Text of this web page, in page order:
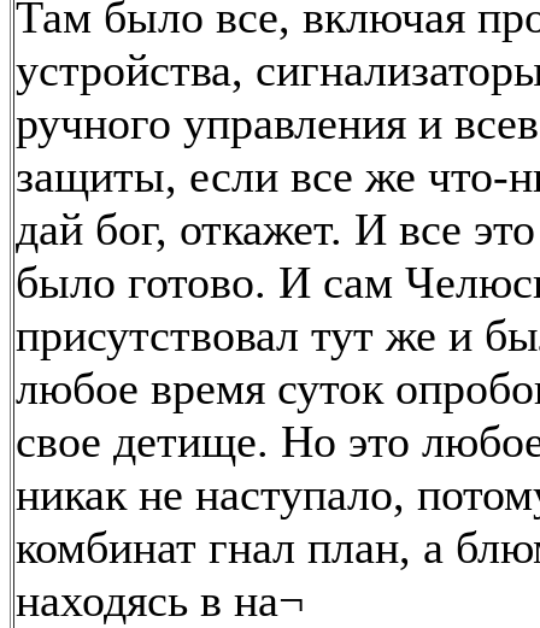
Там было все, включая
устройства,
ручного управления и
защиты, если все же что-
дай бог, откажет. И все
было готово. И сам
присутствовал тут же и
любое время суток
свое детище. Но это
никак не наступало,
комбинат гнал план, а
находясь в на¬